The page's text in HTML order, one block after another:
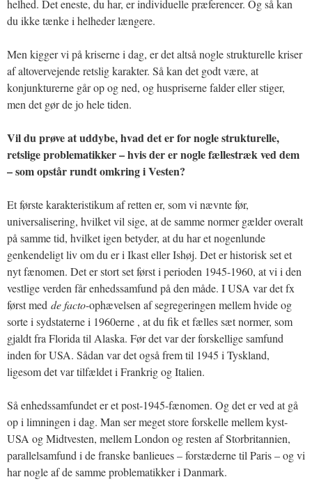
helhed. Det eneste, du har, er individuelle præferencer. Og så kan
du ikke tænke i helheder længere.
Men kigger vi på kriserne i dag, er det altså nogle strukturelle kriser
af altovervejende retslig karakter. Så kan det godt være, at
konjunkturerne går op og ned, og huspriserne falder eller stiger,
men det gør de jo hele tiden.
Vil du prøve at uddybe, hvad det er for nogle strukturelle,
retslige problematikker – hvis der er nogle fællestræk ved dem
– som opstår rundt omkring i Vesten?
Et første karakteristikum af retten er, som vi nævnte før,
universalisering, hvilket vil sige, at de samme normer gælder overalt
på samme tid, hvilket igen betyder, at du har et nogenlunde
genkendeligt liv om du er i Ikast eller Ishøj. Det er historisk set et
nyt fænomen. Det er stort set først i perioden 1945-1960, at vi i den
vestlige verden får enhedssamfund på den måde. I USA var det fx
først med de facto-ophævelsen af segregeringen mellem hvide og
sorte i sydstaterne i 1960erne , at du fik et fælles sæt normer, som
gjaldt fra Florida til Alaska. Før det var der forskellige samfund
inden for USA. Sådan var det også frem til 1945 i Tyskland,
ligesom det var tilfældet i Frankrig og Italien.
Så enhedssamfundet er et post-1945-fænomen. Og det er ved at gå
op i limningen i dag. Man ser meget store forskelle mellem kyst-
USA og Midtvesten, mellem London og resten af Storbritannien,
parallelsamfund i de franske banlieues – forstæderne til Paris – og vi
har nogle af de samme problematikker i Danmark.